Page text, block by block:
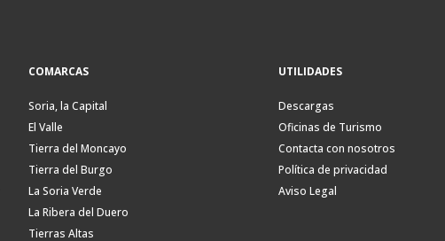
COMARCAS
Soria, la Capital
El Valle
Tierra del Moncayo
Tierra del Burgo
La Soria Verde
La Ribera del Duero
Tierras Altas
UTILIDADES
Descargas
Oficinas de Turismo
Contacta con nosotros
Política de privacidad
Aviso Legal